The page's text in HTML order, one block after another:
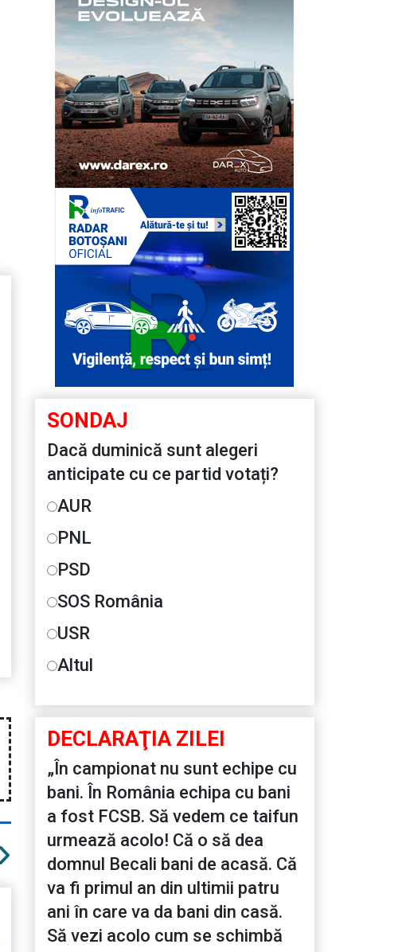
SONDAJ
Dacă duminică sunt alegeri
anticipate cu ce partid votați?
AUR
PNL
PSD
SOS România
USR
Altul
DECLARAŢIA ZILEI
„În campionat nu sunt echipe cu
bani. În România echipa cu bani
a fost FCSB. Să vedem ce taifun
urmează acolo! Că o să dea
domnul Becali bani de acasă. Că
va fi primul an din ultimii patru
ani în care va da bani din casă.
Să vezi acolo cum se schimbă